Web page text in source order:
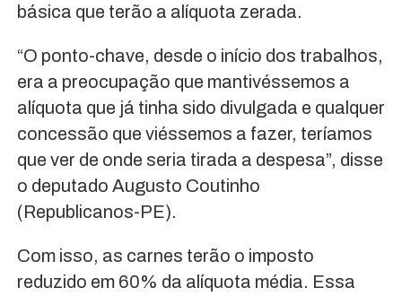
básica que terão a alíquota zerada.
“O ponto-chave, desde o início dos trabalhos,
era a preocupação que mantivéssemos a
alíquota que já tinha sido divulgada e qualquer
concessão que viéssemos a fazer, teríamos
que ver de onde seria tirada a despesa”, disse
o deputado Augusto Coutinho
(Republicanos-PE).
Com isso, as carnes terão o imposto
reduzido em 60% da alíquota média. Essa